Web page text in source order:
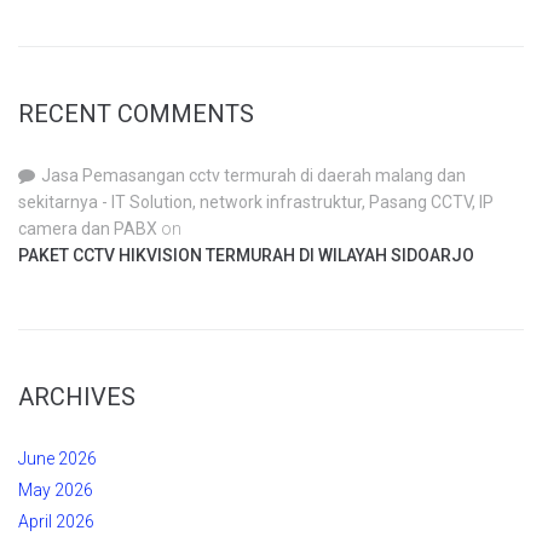
RECENT COMMENTS
Jasa Pemasangan cctv termurah di daerah malang dan
sekitarnya - IT Solution, network infrastruktur, Pasang CCTV, IP
camera dan PABX on
PAKET CCTV HIKVISION TERMURAH DI WILAYAH SIDOARJO
ARCHIVES
June 2026
May 2026
April 2026